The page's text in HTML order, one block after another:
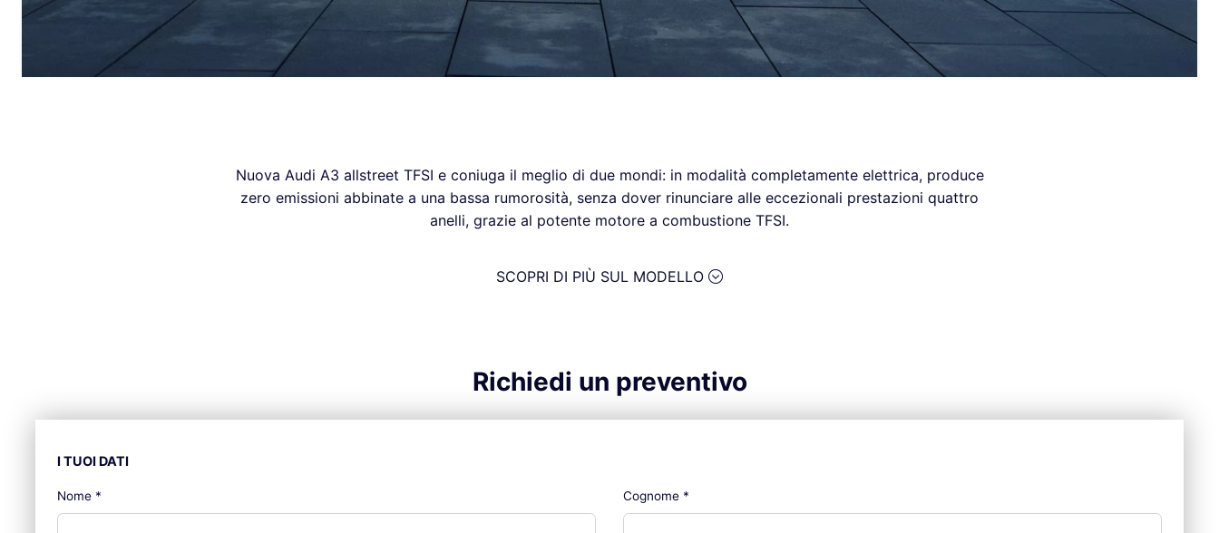
Nuova Audi A3 allstreet TFSI e coniuga il meglio di due mondi: in modalità completamente elettrica, produce
zero emissioni abbinate a una bassa rumorosità, senza dover rinunciare alle eccezionali prestazioni quattro
anelli, grazie al potente motore a combustione TFSI.
SCOPRI DI PIÙ SUL MODELLO
Richiedi un preventivo
I TUOI DATI
Nome * Cognome *